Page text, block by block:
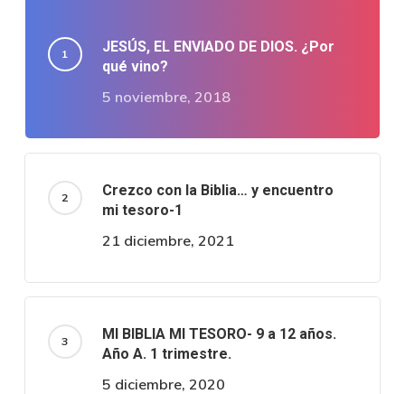
JESÚS, EL ENVIADO DE DIOS. ¿Por
qué vino?
5 noviembre, 2018
Crezco con la Biblia… y encuentro
mi tesoro-1
21 diciembre, 2021
MI BIBLIA MI TESORO- 9 a 12 años.
Año A. 1 trimestre.
5 diciembre, 2020